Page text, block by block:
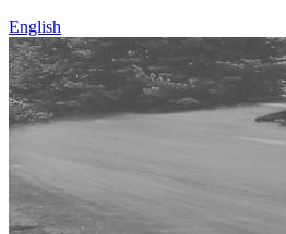
English